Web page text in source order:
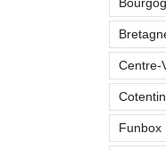
Centre-
Cotentin
Funbox